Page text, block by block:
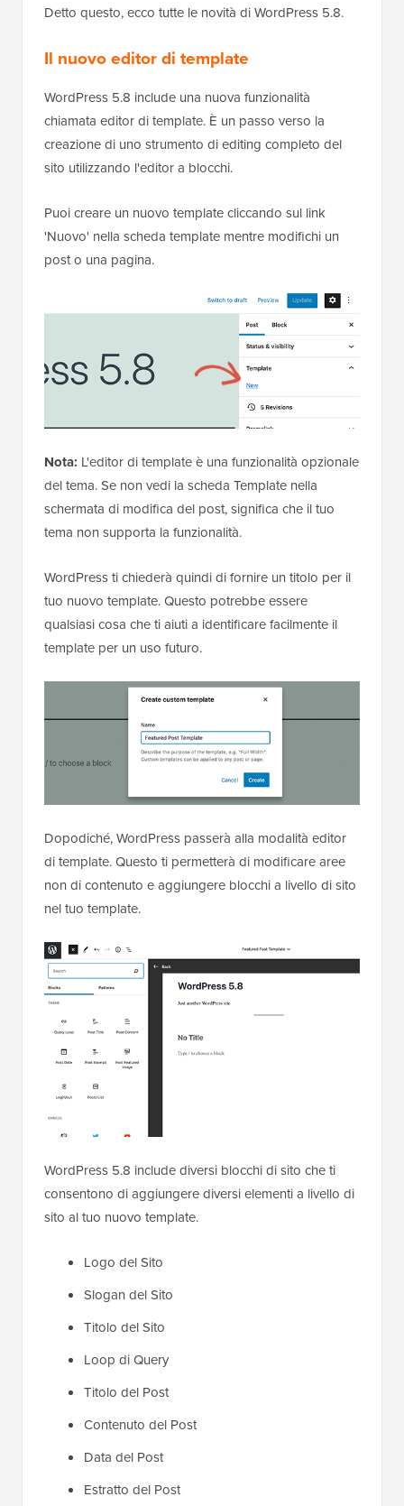
Detto questo, ecco tutte le novità di WordPress 5.8.
Il nuovo editor di template
WordPress 5.8 include una nuova funzionalità
chiamata editor di template. È un passo verso la
creazione di uno strumento di editing completo del
sito utilizzando l'editor a blocchi.
Puoi creare un nuovo template cliccando sul link
'Nuovo' nella scheda template mentre modifichi un
post o una pagina.
Nota: L'editor di template è una funzionalità opzionale
del tema. Se non vedi la scheda Template nella
schermata di modifica del post, significa che il tuo
tema non supporta la funzionalità.
WordPress ti chiederà quindi di fornire un titolo per il
tuo nuovo template. Questo potrebbe essere
qualsiasi cosa che ti aiuti a identificare facilmente il
template per un uso futuro.
Dopodiché, WordPress passerà alla modalità editor
di template. Questo ti permetterà di modificare aree
non di contenuto e aggiungere blocchi a livello di sito
nel tuo template.
WordPress 5.8 include diversi blocchi di sito che ti
consentono di aggiungere diversi elementi a livello di
sito al tuo nuovo template.
Logo del Sito
Slogan del Sito
Titolo del Sito
Loop di Query
Titolo del Post
Contenuto del Post
Data del Post
Estratto del Post